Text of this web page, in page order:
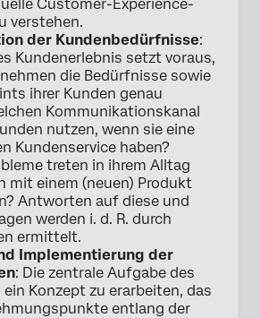
Customer-Experience-
verstehen.
der Kundenbedürfnisse:
Kundenerlebnis setzt voraus,
die Bedürfnisse sowie
ihrer Kunden genau
Kommunikationskanal
nutzen, wenn sie eine
Kundenservice haben?
treten in ihrem Alltag
mit einem (neuen) Produkt
Antworten auf diese und
werden i. d. R. durch
ermittelt.
Implementierung der
: Die zentrale Aufgabe des
ein Konzept zu erarbeiten, das
entlang der